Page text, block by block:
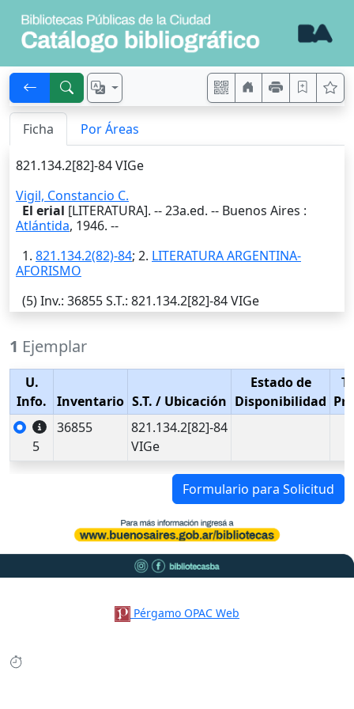
Ficha Por Áreas
821.134.2[82]-84 VIGe
Vigil, Constancio C.
El erial [LITERATURA]. -- 23a.ed. -- Buenos Aires :
Atlántida, 1946. --
1. 821.134.2(82)-84; 2. LITERATURA ARGENTINA-
AFORISMO
(5)Inv.: 36855S.T.: 821.134.2[82]-84 VIGe
1 Ejemplar
U.
Info.
Inventario S.T. / Ubicación
Estado de
Disponibilidad
5
36855
821.134.2[82]-84
VIGe
Formulario para Solicitud
Pérgamo OPAC Web